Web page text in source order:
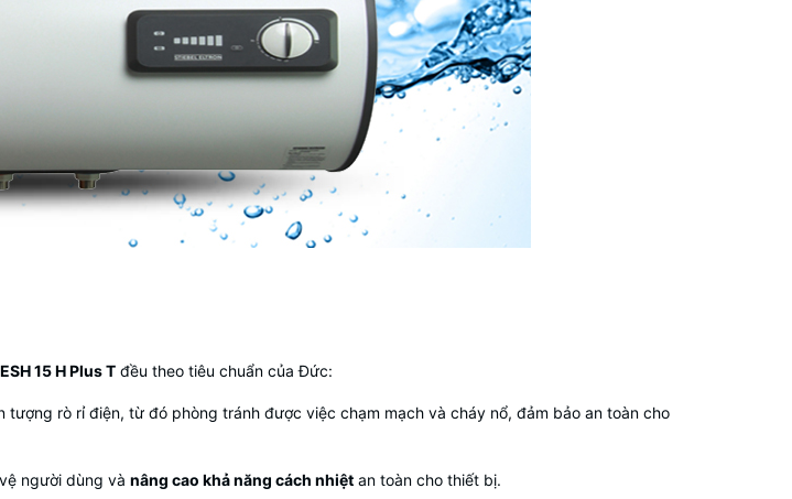
15 H Plus T đều theo tiêu chuẩn của Đức:
tượng rò rỉ điện, từ đó phòng tránh được việc chạm mạch và cháy nổ, đảm bảo an toàn cho
người dùng và nâng cao khả năng cách nhiệt an toàn cho thiết bị.